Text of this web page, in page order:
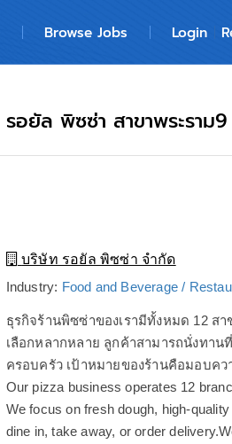
Browse Jobs Login
รอยัล พิซซ่า สาขาพระราม
บริษัท รอยัล พิซซ่า จำกัด
Industry: Food and Beverage /
ธุรกิจร้านพิซซ่าของเรามีทั้งหมด 12
เลือกหลากหลาย ลูกค้าสามารถนั่งทา
ครอบครัว เป้าหมายของร้านคือมอบค
Our pizza business operates 12
We focus on fresh dough, high-
dine in, take away, or order